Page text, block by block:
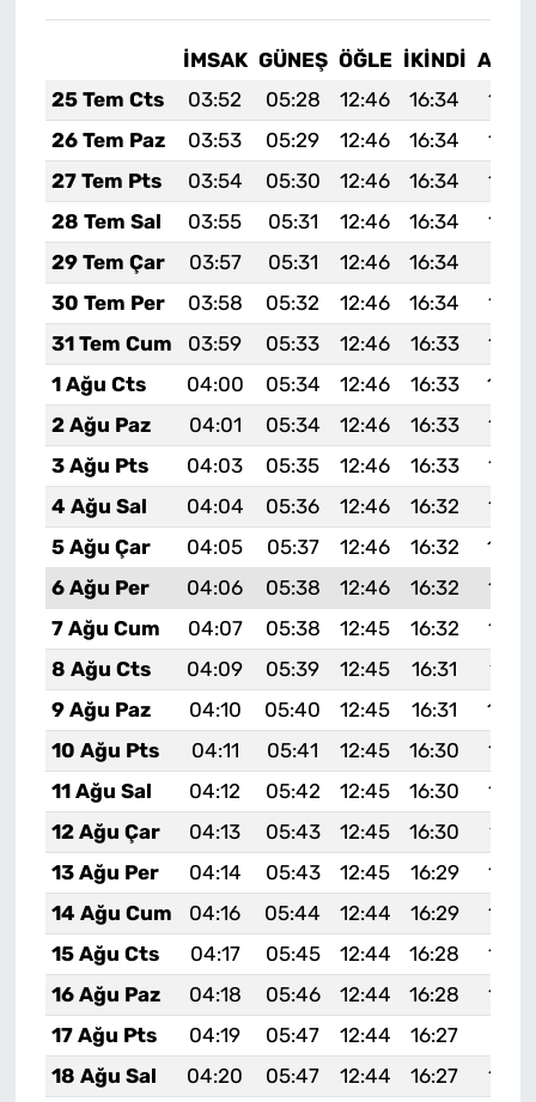
İMSAK GÜNEŞ ÖĞLE İKINDI
25 Tem Cts
03:52 05:28 12:46 16:34
26 Tem Paz
03:53 05:29 12:46 16:34
27 Tem Pts
03:54 05:30 12:46 16:34
28 Tem Sal
03:55 05:31 12:46 16:34
29 Tem Çar
03:57 05:31 12:46 16:34
30 Tem Per
03:58 05:32 12:46 16:34
31 Tem Cum
03:59 05:33 12:46 16:33
1 Ağu Cts
04:00 05:34 12:46 16:33
2 Ağu Paz
04:01 05:34 12:46 16:33
3 Ağu Pts
04:03 05:35 12:46 16:33
4 Ağu Sal
04:04 05:36 12:46 16:32
5 Ağu Çar
04:05 05:37 12:46 16:32
6 Ağu Per
04:06 05:38 12:46 16:32
7 Ağu Cum
04:07 05:38 12:45 16:32
8 Ağu Cts
04:09 05:39 12:45 16:31
19:41
9 Ağu Paz
04:10 05:40 12:45 16:31
10 Ağu Pts
04:11 05:41 12:45 16:30
11 Ağu Sal
04:12 05:42 12:45 16:30
12 Ağu Çar
04:13 05:43 12:45 16:30
19:37
13 Ağu Per
04:14 05:43 12:45 16:29
14 Ağu Cum
04:16 05:44 12:44 16:29
15 Ağu Cts
04:17 05:45 12:44 16:28
16 Ağu Paz
04:18 05:46 12:44 16:28
17 Ağu Pts
04:19 05:47 12:44 16:27
18 Ağu Sal
04:20 05:47 12:44 16:27